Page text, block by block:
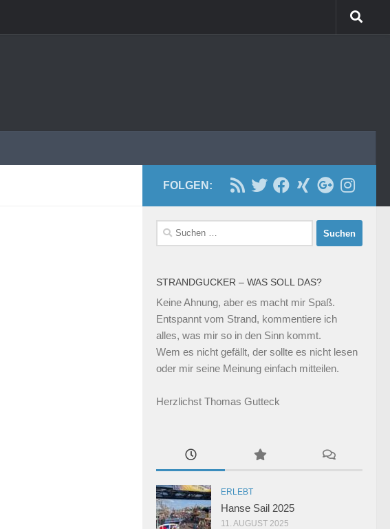
FOLGEN:
Suchen
nach:
STRANDGUCKER – WAS SOLL DAS?
Keine Ahnung, aber es macht mir Spaß.
Entspannt vom Strand, kommentiere ich
alles, was mir so in den Sinn kommt.
Wem es nicht gefällt, der sollte es nicht lesen
oder mir seine Meinung einfach mitteilen.
Herzlichst Thomas Gutteck
ERLEBT
Hanse Sail 2025
11. AUGUST 2025